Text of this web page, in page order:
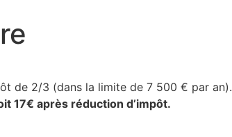
de 2/3 (dans la limite de 7 500 € par an).
17€ après réduction d’impôt.